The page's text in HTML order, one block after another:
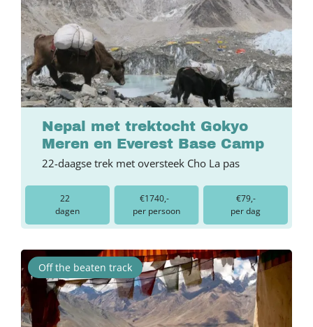
Nepal met trektocht Gokyo
Meren en Everest Base Camp
22-daagse trek met oversteek Cho La pas
22
dagen
€1740,-
per persoon
€79,-
per dag
Off the beaten track